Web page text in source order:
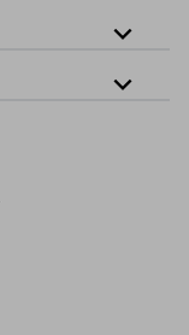
expand_less
expand_less